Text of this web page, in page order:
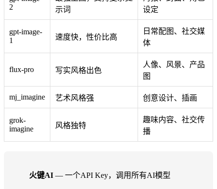
2
示词
设定
gpt-image-
1
速度快，性价比高
日常配图、社交媒
体
flux-pro 写实风格出色
人像、风景、产品
图
mj_imagine 艺术风格强 创意设计、插画
grok-
imagine
风格独特
趣味内容、社交传
播
火键AI — 一个API Key，调用所有AI模型